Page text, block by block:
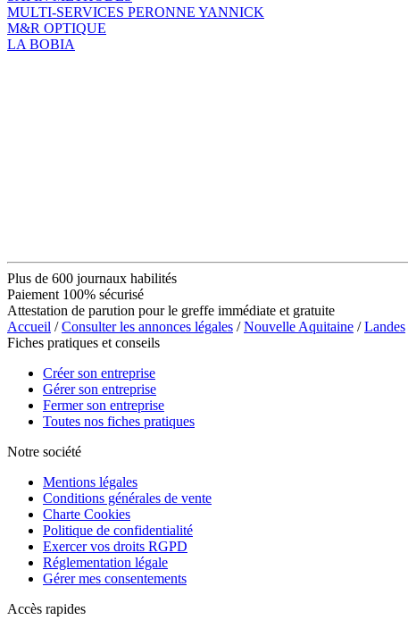
MULTI-SERVICES PERONNE YANNICK
M&R OPTIQUE
LA BOBIA
Plus de 600 journaux habilités
Paiement 100% sécurisé
Attestation de parution pour le greffe immédiate et gratuite
Accueil /Consulter les annonces légales /Nouvelle Aquitaine /Landes
Fiches pratiques et conseils
Créer son entreprise
Gérer son entreprise
Fermer son entreprise
Toutes nos fiches pratiques
Notre société
Mentions légales
Conditions générales de vente
Charte Cookies
Politique de confidentialité
Exercer vos droits RGPD
Réglementation légale
Gérer mes consentements
Accès rapides